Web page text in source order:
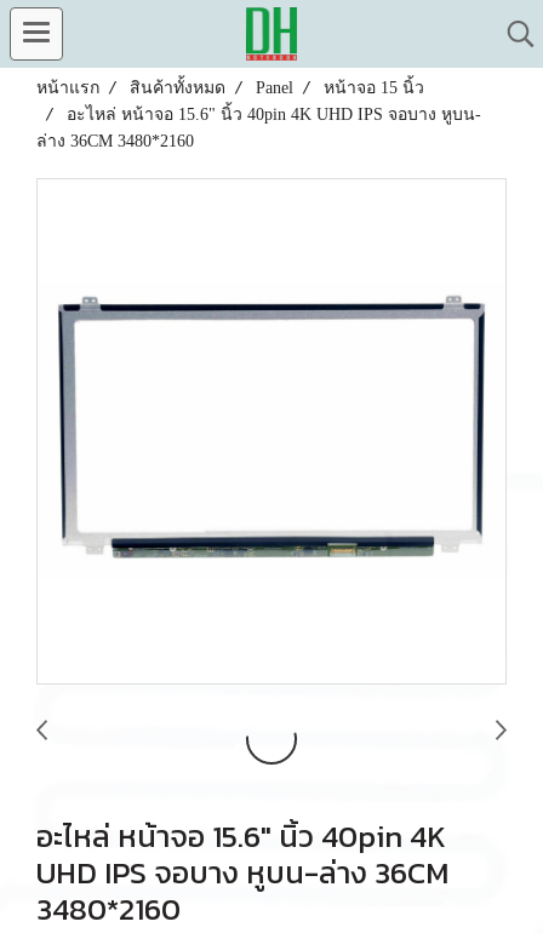
หน้าแรก สินค้าทั้งหมด Panel
หน้าจอ 15 นิ้ว
อะไหล่ หน้าจอ 15.6" นิ้ว 40pin 4K UHD IPS จอบาง หูบน-
ล่าง 36CM 3480*2160
อะไหล่ หน้าจอ 15.6" นิ้ว 40pin 4K
UHD IPS จอบาง หูบน-ล่าง 36CM
3480*2160